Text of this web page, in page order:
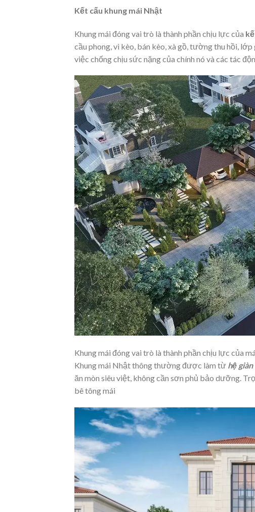
Kết cấu khung mái Nhật
Khung mái đóng vai trò là thành phần chịu lực của
cầu phong, vì kèo, bán kèo, xà gồ, tường thu hồi,
việc chống chịu sức nặng của chính nó và các tác
Khung mái đóng vai trò là thành phần chịu lực của
Khung mái Nhật thông thường được làm từ hệ
ăn mòn siêu việt, không cần sơn phủ bảo dưỡng.
bê tông mái